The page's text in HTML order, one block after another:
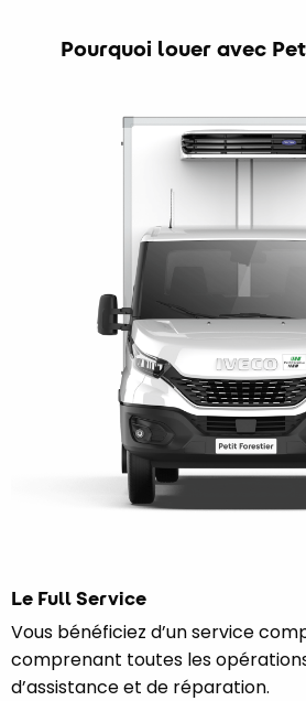
Pourquoi louer avec
Le Full Service
Vous bénéficiez d’un service
comprenant toutes les
d’assistance et de réparation.